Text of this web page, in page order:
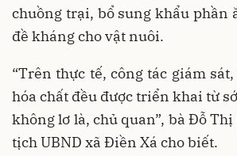
chuồng trại, bổ sung khẩu phần
đề kháng cho vật nuôi.
“Trên thực tế, công tác giám
hóa chất đều được triển khai từ
không lơ là, chủ quan”, bà Đỗ
tịch UBND xã Điền Xá cho biết.